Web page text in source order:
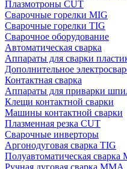
Плазмотроны CUT
Сварочные горелки MIG
Сварочные горелки TIG
Сварочное оборудование
Автоматическая сварка
Аппараты для сварки
Дополнительное
Контактная сварка
Аппараты для приварки
Клещи контактной сварки
Машины контактной сварки
Плазменная резка CUT
Сварочные инверторы
Аргонодуговая сварка TIG
Полуавтоматическая
Ручная дуговая сварка MMA